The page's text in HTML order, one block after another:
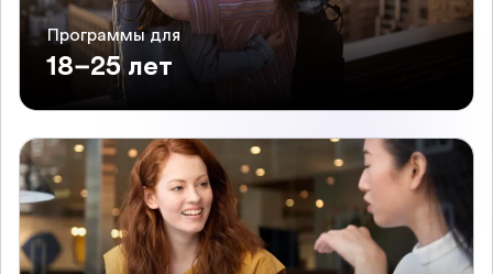
Программы для
18–25 лет